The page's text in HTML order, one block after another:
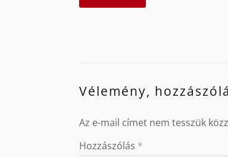
Vélemény,
Az e-mail címet nem tesszük
Hozzászólás *